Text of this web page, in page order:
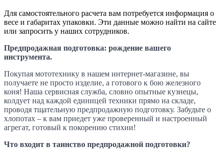
Для самостоятельного расчета вам потребуется информация о
весе и габаритах упаковки. Эти данные можно найти на сайте
или запросить у наших сотрудников.
Предпродажная подготовка: рождение вашего
инструмента.
Покупая мототехнику в нашем интернет-магазине, вы
получаете не просто изделие, а готового к бою железного
коня! Наша сервисная служба, словно опытные кузнецы,
колдует над каждой единицей техники прямо на складе,
проводя тщательную предпродажную подготовку. Забудьте о
хлопотах – к вам приедет уже проверенный и настроенный
агрегат, готовый к покорению стихии!
Что входит в таинство предпродажной подготовки?